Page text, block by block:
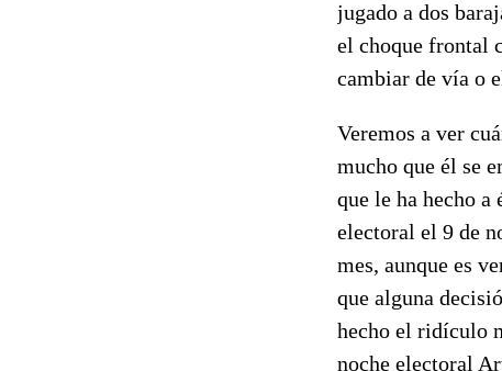
jugado a dos
el choque frontal
cambiar de vía o
Veremos a ver
mucho que él se
que le ha hecho
electoral el 9 de
mes, aunque es
que alguna
hecho el ridículo
noche electoral